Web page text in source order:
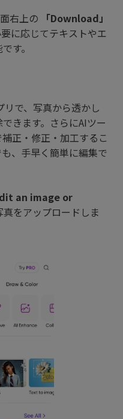
右上の 「Download」
に応じてテキストやエ
す。
で、写真から透かし
きます。さらにAIツー
正・修正・加工するこ
、手早く簡単に編集で
an image or
をアップロードしま